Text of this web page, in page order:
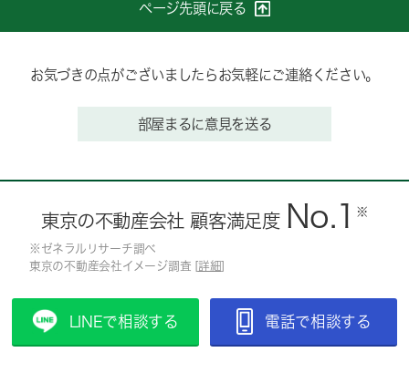
ページ先頭に戻る
お気づきの点がございましたらお気軽にご連絡ください。
部屋まるに意見を送る
東京の不動産会社 顧客満足度 No.1 ※
※ゼネラルリサーチ調べ
東京の不動産会社イメージ調査 [詳細]
LINEで相談する 電話で相談する